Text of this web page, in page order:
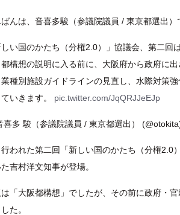
ばんは、音喜多駿（参議院議員 / 東京都選出）
しい国のかたち（分権2.0）」協議会、第二
都構想の説明に入る前に、大阪府から政府に
種別施設ガイドラインの見直し、水際対策
いきます。 pic.twitter.com/JqQRJJeEJp
多 駿（参議院議員 / 東京都選出）
われた第二回「新しい国のかたち（分権2.0
吉村洋文知事が登場。
「大阪都構想」でしたが、その前に政府・
た。